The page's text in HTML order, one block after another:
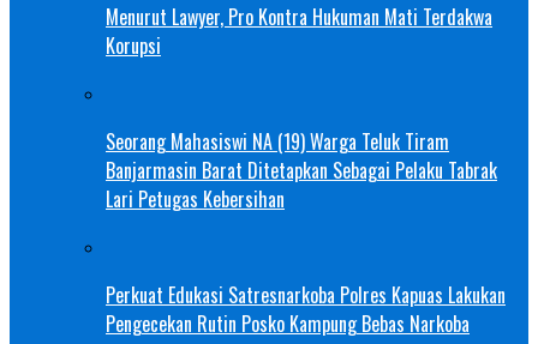
Menurut Lawyer, Pro Kontra Hukuman Mati Terdakwa
Korupsi
Seorang Mahasiswi NA (19) Warga Teluk Tiram
Banjarmasin Barat Ditetapkan Sebagai Pelaku Tabrak
Lari Petugas Kebersihan
Perkuat Edukasi Satresnarkoba Polres Kapuas Lakukan
Pengecekan Rutin Posko Kampung Bebas Narkoba